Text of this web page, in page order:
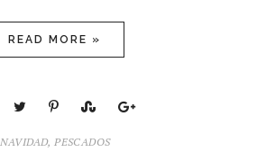
READ MORE »
NAVIDAD, PESCADOS